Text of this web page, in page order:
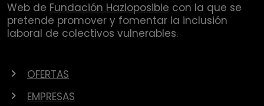
Web de Fundación Hazloposible con la que se
pretende promover y fomentar la inclusión
laboral de colectivos vulnerables.
OFERTAS
EMPRESAS